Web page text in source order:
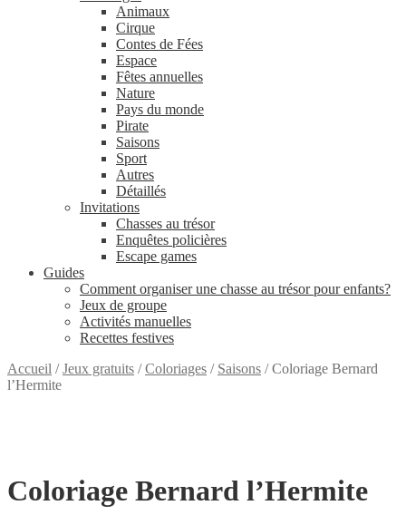
Animaux
Cirque
Contes de Fées
Espace
Fêtes annuelles
Nature
Pays du monde
Pirate
Saisons
Sport
Autres
Détaillés
Invitations
Chasses au trésor
Enquêtes policières
Escape games
Guides
Comment organiser une chasse au trésor pour enfants?
Jeux de groupe
Activités manuelles
Recettes festives
Accueil /Jeux gratuits /Coloriages / Saisons /Coloriage Bernard
l’Hermite
Coloriage Bernard l’Hermite